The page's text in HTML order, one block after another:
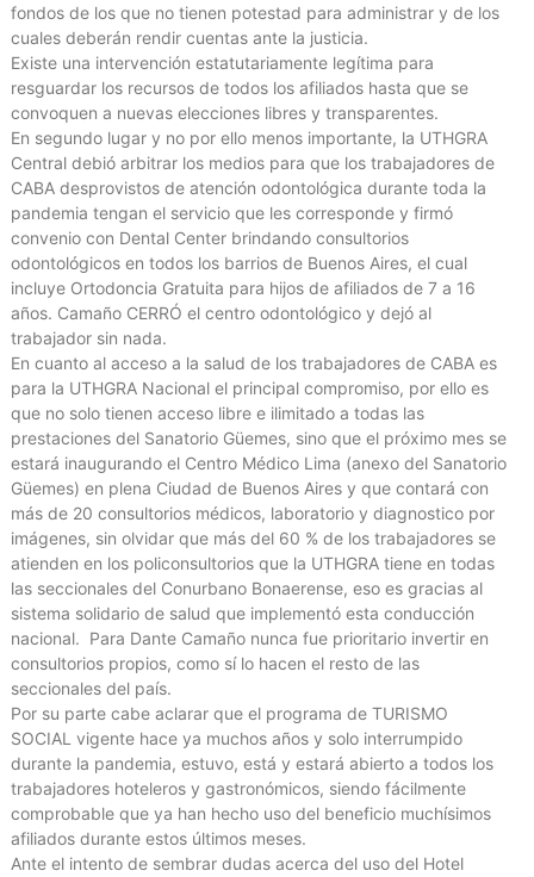
fondos de los que no tienen potestad para administrar y de los
cuales deberán rendir cuentas ante la justicia.
Existe una intervención estatutariamente legítima para
resguardar los recursos de todos los afiliados hasta que se
convoquen a nuevas elecciones libres y transparentes.
En segundo lugar y no por ello menos importante, la UTHGRA
Central debió arbitrar los medios para que los trabajadores de
CABA desprovistos de atención odontológica durante toda la
pandemia tengan el servicio que les corresponde y firmó
convenio con Dental Center brindando consultorios
odontológicos en todos los barrios de Buenos Aires, el cual
incluye Ortodoncia Gratuita para hijos de afiliados de 7 a 16
años. Camaño CERRÓ el centro odontológico y dejó al
trabajador sin nada.
En cuanto al acceso a la salud de los trabajadores de CABA es
para la UTHGRA Nacional el principal compromiso, por ello es
que no solo tienen acceso libre e ilimitado a todas las
prestaciones del Sanatorio Güemes, sino que el próximo mes se
estará inaugurando el Centro Médico Lima (anexo del Sanatorio
Güemes) en plena Ciudad de Buenos Aires y que contará con
más de 20 consultorios médicos, laboratorio y diagnostico por
imágenes, sin olvidar que más del 60 % de los trabajadores se
atienden en los policonsultorios que la UTHGRA tiene en todas
las seccionales del Conurbano Bonaerense, eso es gracias al
sistema solidario de salud que implementó esta conducción
nacional. Para Dante Camaño nunca fue prioritario invertir en
consultorios propios, como sí lo hacen el resto de las
seccionales del país.
Por su parte cabe aclarar que el programa de TURISMO
SOCIAL vigente hace ya muchos años y solo interrumpido
durante la pandemia, estuvo, está y estará abierto a todos los
trabajadores hoteleros y gastronómicos, siendo fácilmente
comprobable que ya han hecho uso del beneficio muchísimos
afiliados durante estos últimos meses.
Ante el intento de sembrar dudas acerca del uso del Hotel